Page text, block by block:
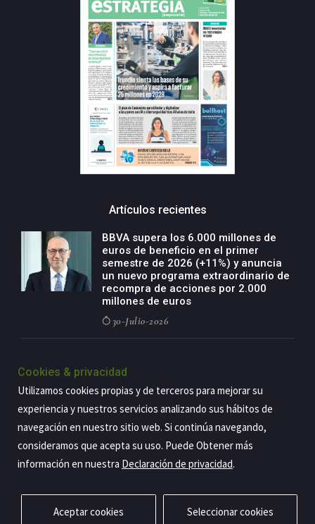
Artículos recientes
BBVA supera los 6.000 millones de
euros de beneficio en el primer
semestre de 2026 (+11%) y anuncia
un nuevo programa extraordinario de
recompra de acciones por 2.000
millones de euros
30-Julio-2026
negocio agro con un modelo global
países
29-Julio-2026
Privacidad Aviso legal Política de cookies Contacto
Cookies & privacidad
Utilizamos cookies propias y de terceros para mejorar su
experiencia y nuestros servicios analizando sus hábitos de
navegación en nuestro sitio web. Si continúa navegando,
consideramos que acepta su uso. Puede Obtener más
información en nuestra Declaración de privacidad.
Aceptar cookies Seleccionar cookies